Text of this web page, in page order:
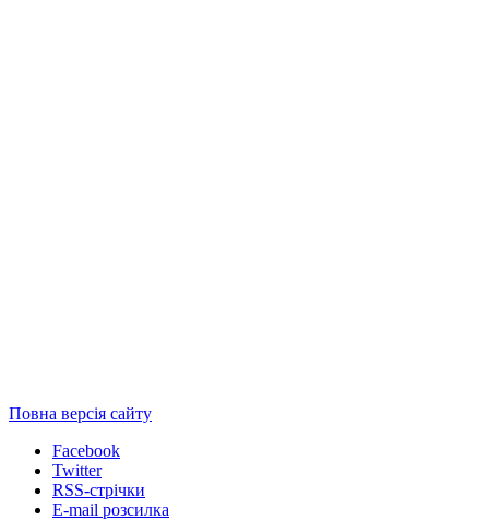
Повна версія сайту
Facebook
Twitter
RSS-стрічки
E-mail розсилка